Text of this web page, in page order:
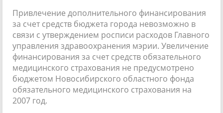
Привлечение дополнительного финансирования
за счет средств бюджета города невозможно в
связи с утверждением росписи расходов Главного
управления здравоохранения мэрии. Увеличение
финансирования за счет средств обязательного
медицинского страхования не предусмотрено
бюджетом Новосибирского областного фонда
обязательного медицинского страхования на
2007 год.